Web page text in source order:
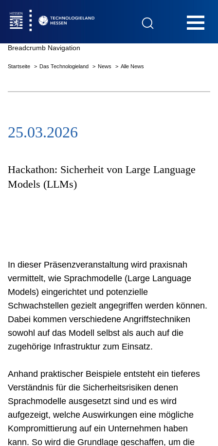
Das Technologieland
Innovationsfelder
Breadcrumb Navigation
Startseite Das Technologieland News Alle News
25.03.2026
Hackathon: Sicherheit von Large Language
Models (LLMs)
In dieser Präsenzveranstaltung wird praxisnah
vermittelt, wie Sprachmodelle (Large Language
Models) eingerichtet und potenzielle
Schwachstellen gezielt angegriffen werden können.
Dabei kommen verschiedene Angriffstechniken
sowohl auf das Modell selbst als auch auf die
zugehörige Infrastruktur zum Einsatz.
Anhand praktischer Beispiele entsteht ein tieferes
Verständnis für die Sicherheitsrisiken denen
Sprachmodelle ausgesetzt sind und es wird
aufgezeigt, welche Auswirkungen eine mögliche
Kompromittierung auf ein Unternehmen haben
kann. So wird die Grundlage geschaffen, um die